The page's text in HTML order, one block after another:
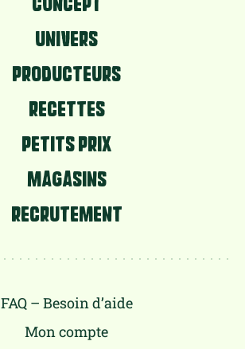
UNIVERS
PRODUCTEURS
RECETTES
PETITS PRIX
MAGASINS
RECRUTEMENT
FAQ – Besoin d’aide
Mon compte